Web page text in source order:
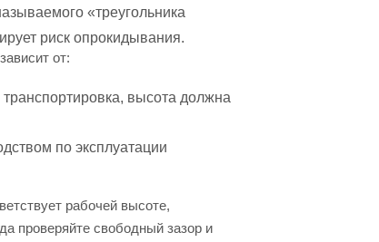
«треугольника
риск опрокидывания.
от:
высота должна
по эксплуатации
рабочей высоте,
проверяйте свободный зазор и